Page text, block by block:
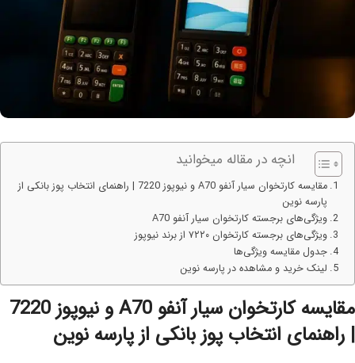
انچه در مقاله میخوانید
مقایسه کارتخوان سیار آنفو A70 و نیوپوز 7220 | راهنمای انتخاب پوز بانکی از
پارسه نوین
ویژگی‌های برجسته کارتخوان سیار آنفو A70
ویژگی‌های برجسته کارتخوان ۷۲۲۰ از برند نیوپوز
جدول مقایسه ویژگی‌ها
لینک خرید و مشاهده در پارسه نوین
مقایسه کارتخوان سیار آنفو A70 و نیوپوز 7220
| راهنمای انتخاب پوز بانکی از پارسه نوین